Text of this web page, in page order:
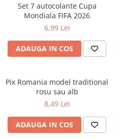
Creioane mecanice
Creioane colorate
Creioane cerate
Carioci
Radiere
Corectoare și lipici
Mine și rezerve
Accesorii școlare
Set 7 autocolante Cupa
Mondiala FIFA 2026
6,99 Lei
ADAUGA IN COS
Pix Romania model traditional
rosu sau alb
8,49 Lei
ADAUGA IN COS